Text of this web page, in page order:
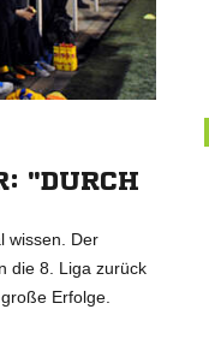
"DURCH
wissen. Der
die 8. Liga zurück
Erfolge.